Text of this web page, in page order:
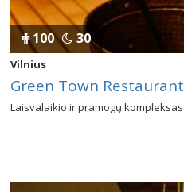
100 30
Vilnius
Green Town Restaurant
Laisvalaikio ir pramogų kompleksas